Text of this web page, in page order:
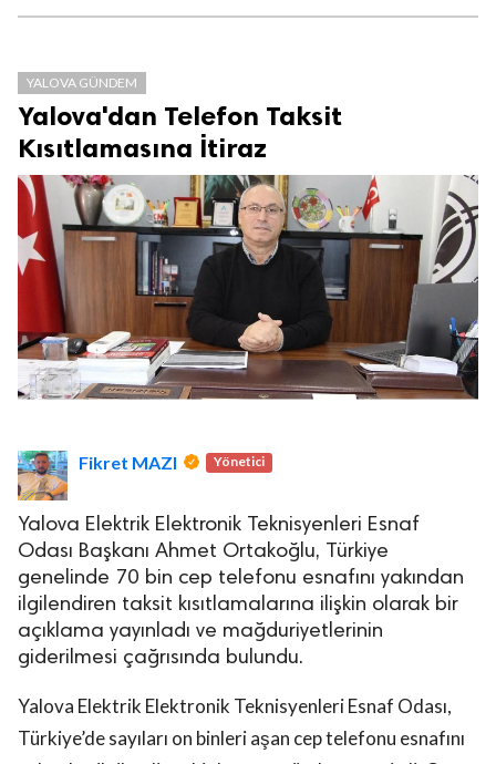
YALOVA GÜNDEM
Yalova'dan Telefon Taksit
Kısıtlamasına İtiraz
Fikret MAZI Yönetici
Yalova Elektrik Elektronik Teknisyenleri Esnaf
Odası Başkanı Ahmet Ortakoğlu, Türkiye
genelinde 70 bin cep telefonu esnafını yakından
ilgilendiren taksit kısıtlamalarına ilişkin olarak bir
açıklama yayınladı ve mağduriyetlerinin
giderilmesi çağrısında bulundu.
Yalova Elektrik Elektronik Teknisyenleri Esnaf Odası,
Türkiye’de sayıları on binleri aşan cep telefonu esnafını